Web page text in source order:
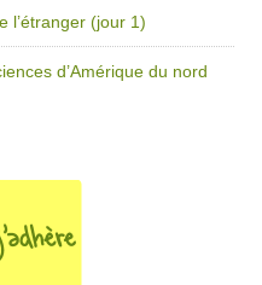
l’étranger (jour 1)
d’Amérique du nord